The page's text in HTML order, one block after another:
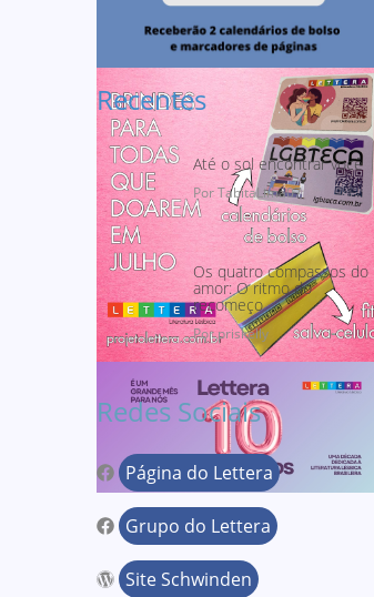
Recentes
Até o sol encontrar você
Por TabitaLima07
Os quatro compassos do
amor: O ritmo do
recomeço
Por priskelly
Redes Sociais
Página do Lettera
Grupo do Lettera
Site Schwinden